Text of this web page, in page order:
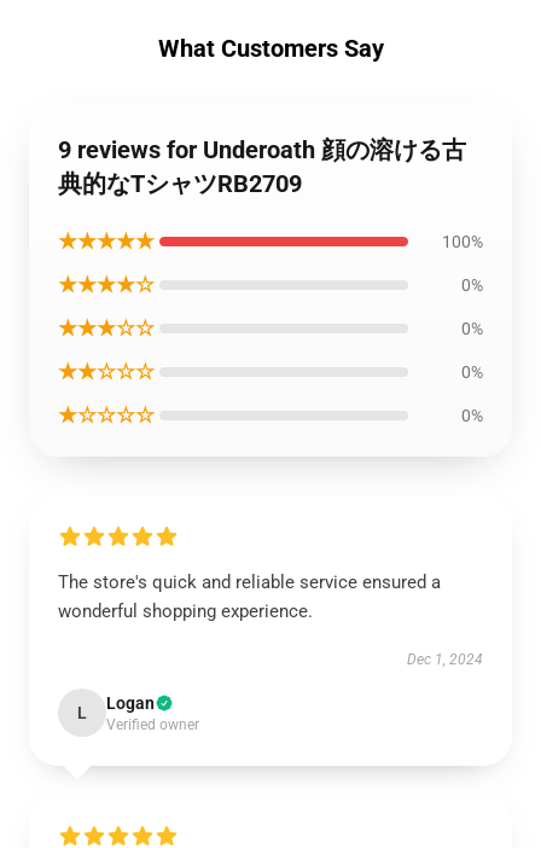
What Customers Say
9 reviews for Underoath 顔の溶ける古
典的なTシャツRB2709
★★★★★ 100%
★★★★☆ 0%
★★★☆☆ 0%
★★☆☆☆ 0%
★☆☆☆☆ 0%
The store's quick and reliable service ensured a
wonderful shopping experience.
Dec 1, 2024
L Logan
Verified owner